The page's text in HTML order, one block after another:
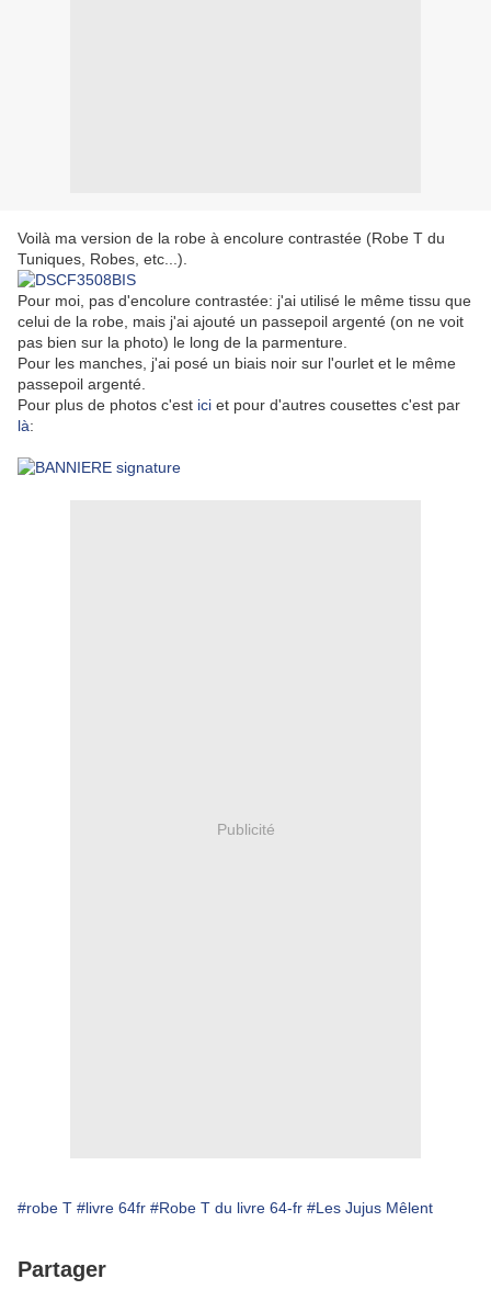
Voilà ma version de la robe à encolure contrastée (Robe T du
Tuniques, Robes, etc...).
Pour moi, pas d'encolure contrastée: j'ai utilisé le même tissu que
celui de la robe, mais j'ai ajouté un passepoil argenté (on ne voit
pas bien sur la photo) le long de la parmenture.
Pour les manches, j'ai posé un biais noir sur l'ourlet et le même
passepoil argenté.
Pour plus de photos c'est ici et pour d'autres cousettes c'est par
là:
Publicité
#robe T #livre 64fr #Robe T du livre 64-fr #Les Jujus Mêlent
Partager